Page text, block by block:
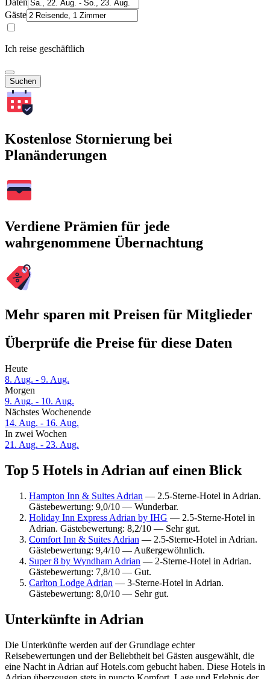
Gäste
Ich reise geschäftlich
Suchen
Kostenlose Stornierung bei
Planänderungen
Verdiene Prämien für jede
wahrgenommene Übernachtung
Mehr sparen mit Preisen für Mitglieder
Überprüfe die Preise für diese Daten
Heute
8. Aug. - 9. Aug.
Morgen
9. Aug. - 10. Aug.
Nächstes Wochenende
14. Aug. - 16. Aug.
In zwei Wochen
21. Aug. - 23. Aug.
Top 5 Hotels in Adrian auf einen Blick
Hampton Inn & Suites Adrian — 2.5-Sterne-Hotel in Adrian.
Gästebewertung: 9,0/10 — Wunderbar.
Holiday Inn Express Adrian by IHG — 2.5-Sterne-Hotel in
Adrian. Gästebewertung: 8,2/10 — Sehr gut.
Comfort Inn & Suites Adrian — 2.5-Sterne-Hotel in Adrian.
Gästebewertung: 9,4/10 — Außergewöhnlich.
Super 8 by Wyndham Adrian — 2-Sterne-Hotel in Adrian.
Gästebewertung: 7,8/10 — Gut.
Carlton Lodge Adrian — 3-Sterne-Hotel in Adrian.
Gästebewertung: 8,0/10 — Sehr gut.
Unterkünfte in Adrian
Die Unterkünfte werden auf der Grundlage echter
Reisebewertungen und der Beliebtheit bei Gästen ausgewählt, die
eine Nacht in Adrian auf Hotels.com gebucht haben. Diese Hotels in